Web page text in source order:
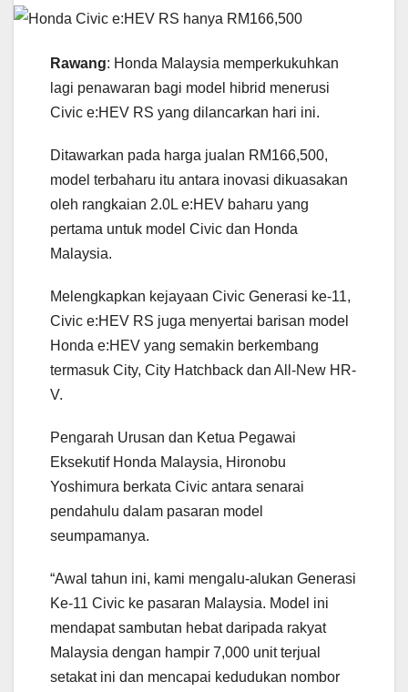
Rawang: Honda Malaysia memperkukuhkan
lagi penawaran bagi model hibrid menerusi
Civic e:HEV RS yang dilancarkan hari ini.
Ditawarkan pada harga jualan RM166,500,
model terbaharu itu antara inovasi dikuasakan
oleh rangkaian 2.0L e:HEV baharu yang
pertama untuk model Civic dan Honda
Malaysia.
Melengkapkan kejayaan Civic Generasi ke-11,
Civic e:HEV RS juga menyertai barisan model
Honda e:HEV yang semakin berkembang
termasuk City, City Hatchback dan All-New HR-
V.
Pengarah Urusan dan Ketua Pegawai
Eksekutif Honda Malaysia, Hironobu
Yoshimura berkata Civic antara senarai
pendahulu dalam pasaran model
seumpamanya.
“Awal tahun ini, kami mengalu-alukan Generasi
Ke-11 Civic ke pasaran Malaysia. Model ini
mendapat sambutan hebat daripada rakyat
Malaysia dengan hampir 7,000 unit terjual
setakat ini dan mencapai kedudukan nombor